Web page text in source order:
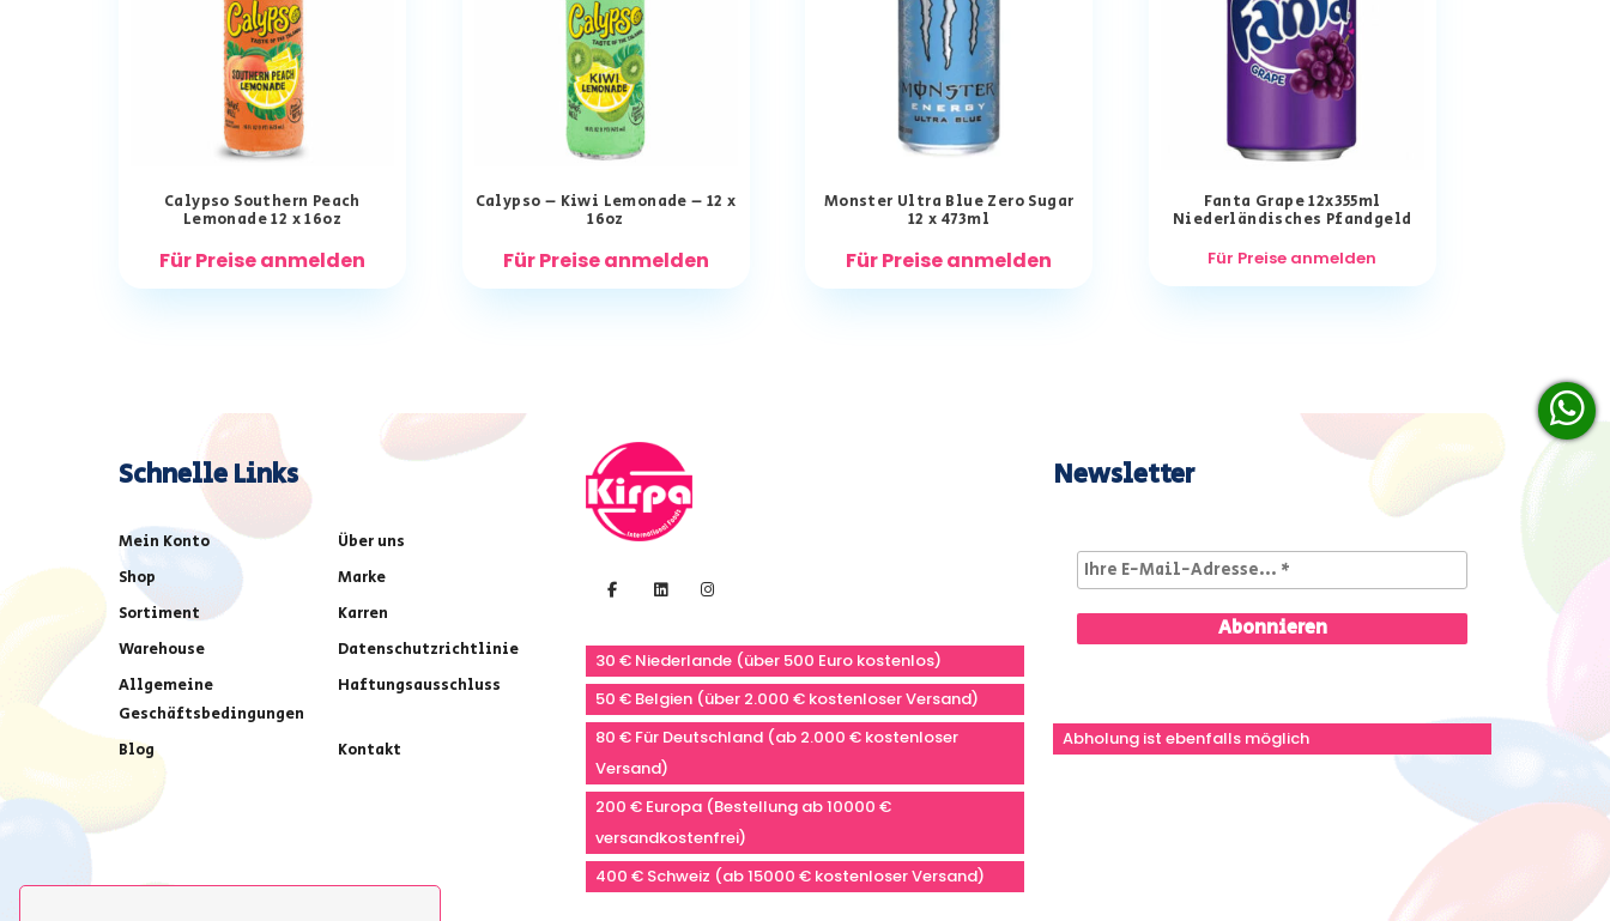
Calypso Southern Peach
Lemonade 12 x 16oz
Für Preise anmelden
Calypso – Kiwi Lemonade – 12 x
16oz
Für Preise anmelden
Monster Ultra Blue Zero Sugar
12 x 473ml
Für Preise anmelden
Fanta Grape 12x355ml
Niederländisches Pfandgeld
Für Preise anmelden
Schnelle Links
Mein Konto
Über uns
Shop
Marke
Sortiment
Karren
Warehouse
Datenschutzrichtlinie
Allgemeine
Geschäftsbedingungen
Haftungsausschluss
Blog Kontakt
30 € Niederlande (über 500 Euro kostenlos)
50 € Belgien (über 2.000 € kostenloser Versand)
80 € Für Deutschland (ab 2.000 € kostenloser
Versand)
200 € Europa (Bestellung ab 10000 €
versandkostenfrei)
400 € Schweiz (ab 15000 € kostenloser Versand)
Newsletter
Abholung ist ebenfalls möglich